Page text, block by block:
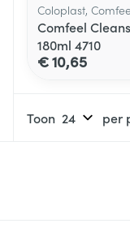
Coloplast,
Comfeel
180ml 4710
€ 10,65
Toon per